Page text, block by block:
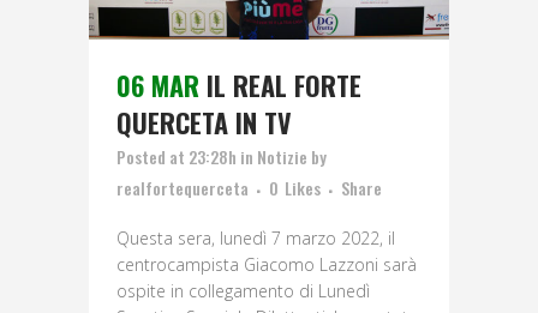
06 MAR IL REAL FORTE
QUERCETA IN TV
Posted at 23:28h in Notizie by
realfortequerceta
0 Likes Share
Questa sera, lunedì 7 marzo 2022, il
centrocampista Giacomo Lazzoni sarà
ospite in collegamento di Lunedì